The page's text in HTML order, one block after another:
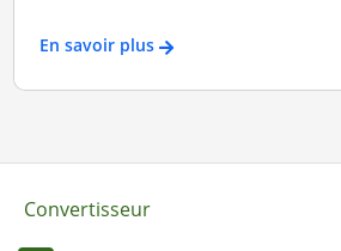
En savoir plus
Convertisseur